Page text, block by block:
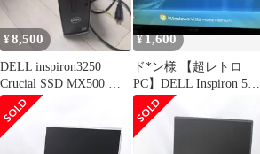
¥8,500
DELL inspiron3250
Crucial SSD MX500 内
蔵
¥1,600
ド*ン様 【超レトロ
PC】DELL Inspiron 531s
Vista起動O